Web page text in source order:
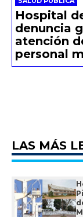
Hospital
denuncia
atención
personal
LAS MÁS